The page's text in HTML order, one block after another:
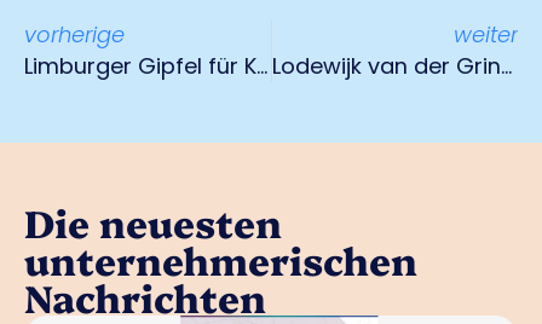
vorherige
Limburger Gipfel für Kreislaufwirtschaft 2024
weiter
Lodewijk van der Grinten-Preis beginnt Nominierungsperiode 2024
Die neuesten
unternehmerischen
Nachrichten